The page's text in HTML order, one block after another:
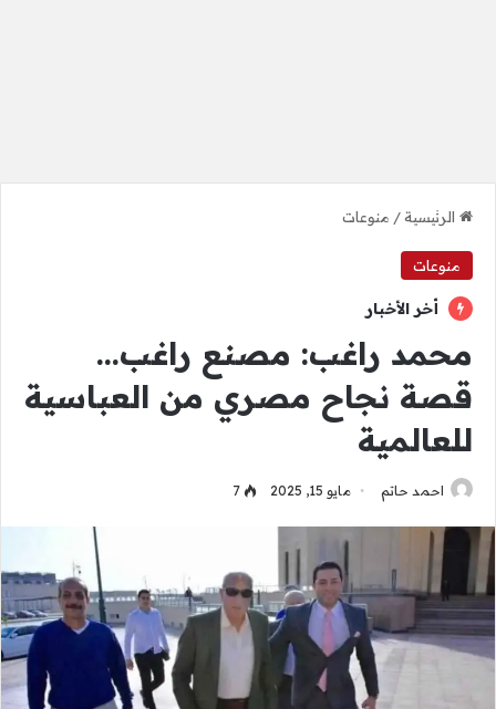
الرئيسية/ منوعات
منوعات
أخر الأخبار
محمد راغب: مصنع راغب…
قصة نجاح مصري من العباسية
للعالمية
احمد حاتم مايو 15, 2025 7